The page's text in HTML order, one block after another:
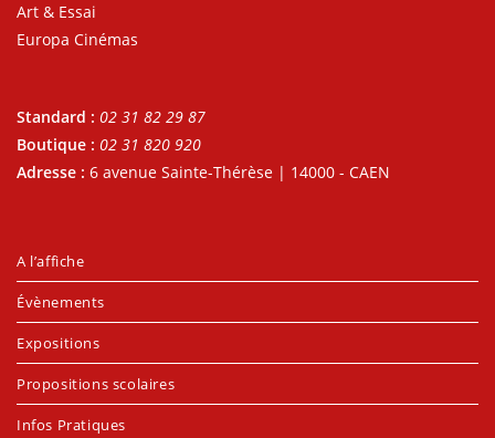
Art & Essai
Europa Cinémas
Standard : 02 31 82 29 87
Boutique : 02 31 820 920
Adresse : 6 avenue Sainte-Thérèse | 14000 - CAEN
A l’affiche
Évènements
Expositions
Propositions scolaires
Infos Pratiques